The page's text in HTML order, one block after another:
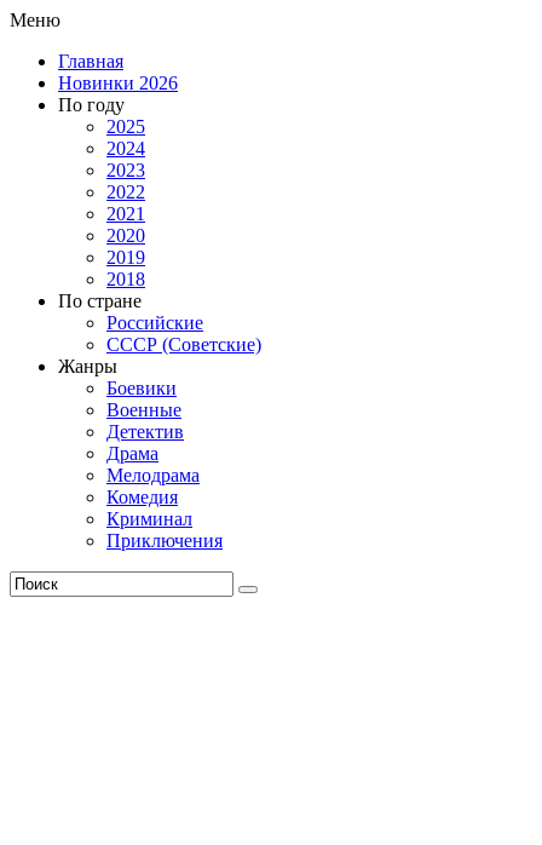
Меню
Главная
Новинки 2026
По году
2025
2024
2023
2022
2021
2020
2019
2018
По стране
Российские
СССР (Советские)
Жанры
Боевики
Военные
Детектив
Драма
Мелодрама
Комедия
Криминал
Приключения